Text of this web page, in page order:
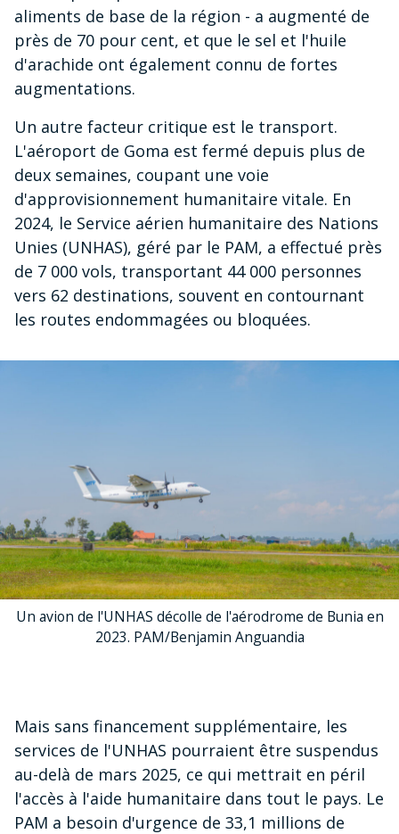
aliments de base de la région - a augmenté de
près de 70 pour cent, et que le sel et l'huile
d'arachide ont également connu de fortes
augmentations.
Un autre facteur critique est le transport.
L'aéroport de Goma est fermé depuis plus de
deux semaines, coupant une voie
d'approvisionnement humanitaire vitale. En
2024, le Service aérien humanitaire des Nations
Unies (UNHAS), géré par le PAM, a effectué près
de 7 000 vols, transportant 44 000 personnes
vers 62 destinations, souvent en contournant
les routes endommagées ou bloquées.
Un avion de l'UNHAS décolle de l'aérodrome de Bunia en
2023. PAM/Benjamin Anguandia
Mais sans financement supplémentaire, les
services de l'UNHAS pourraient être suspendus
au-delà de mars 2025, ce qui mettrait en péril
l'accès à l'aide humanitaire dans tout le pays. Le
PAM a besoin d'urgence de 33,1 millions de